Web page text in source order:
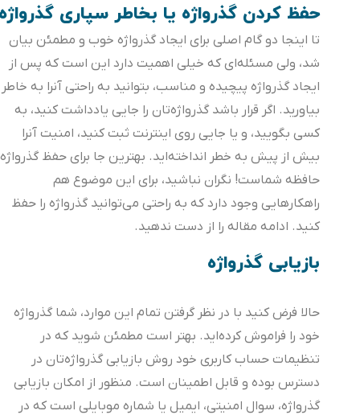
حفظ کردن گذرواژه یا بخاطر سپاری گذرواژه
تا اینجا دو گام اصلی برای ایجاد گذرواژه خوب و مطمئن بیان
شد، ولی مسئله‌ای که خیلی اهمیت دارد این است که پس از
ایجاد گذرواژه‌ پیچیده و مناسب، بتوانید به راحتی آنرا به خاطر
بیاورید. اگر قرار باشد گذرواژه‌تان را جایی یادداشت کنید، به
کسی بگویید، و یا جایی روی اینترنت ثبت کنید، امنیت آنرا
بیش از پیش به خطر انداخته‌اید. بهترین جا برای حفظ گذرواژه‌،
حافظه‌ شماست! نگران نباشید، برای این موضوع هم
راهکارهایی وجود دارد که به راحتی می‌توانید گذرواژه را حفظ
کنید. ادامه مقاله را از دست ندهید.
بازیابی گذرواژه
حالا فرض کنید با در نظر گرفتن تمام این موارد، شما گذرواژه‌
خود را فراموش کرده‌اید. بهتر است مطمئن شوید که در
تنظیمات حساب کاربری خود روش بازیابی گذرواژه‌تان در
دسترس بوده و قابل اطمینان است. منظور از امکان بازیابی
گذرواژه‌، سوال امنیتی، ایمیل یا شماره موبایلی است که در